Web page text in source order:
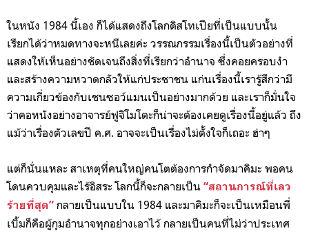
ในหนัง 1984 นี้เอง ก็ได้แสดงถึงโลกดิสโทเปียที่เป็นแบบนั้น
เรียกได้ว่าหมดทางจะหนีเลยค่ะ วรรณกรรมเรื่องนี้เป็นตัวอย่างที่
แสดงให้เห็นอย่างชัดเจนถึงสิ่งที่เรียกว่าอำนาจ ซึ่งคอยครอบงำ
และสร้างความหวาดกลัวให้แก่ประชาชน แก่นเรื่องนี้เรารู้สึกว่ามี
ความเกี่ยวข้องกับเชนซอว์แมนเป็นอย่างมากด้วย และเราก็มั่นใจ
ว่าคอหนังอย่างอาจารย์ฟูจิโมโตะก็น่าจะต้องเคยดูเรื่องนี้อยู่แล้ว ถึง
แม้ว่าเรื่องตัวเลขปี ค.ศ. อาจจะเป็นเรื่องไม่ตั้งใจก็เถอะ ฮ่าๆ
แต่ก็นั่นแหละ สาเหตุที่คนใหญ่คนโตต้องการกำจัดมาคิมะ พอคน
โดนควบคุมและไร้อิสระ โลกนี้ก็จะกลายเป็น “สถานการณ์ที่เลว
ร้ายที่สุด” กลายเป็นแบบใน 1984 และมาคิมะก็จะเป็นเหมือนพี่
เบิ้มก็คือผู้กุมอำนาจทุกอย่างเอาไว้ กลายเป็นคนที่ไม่ว่าประเทศ